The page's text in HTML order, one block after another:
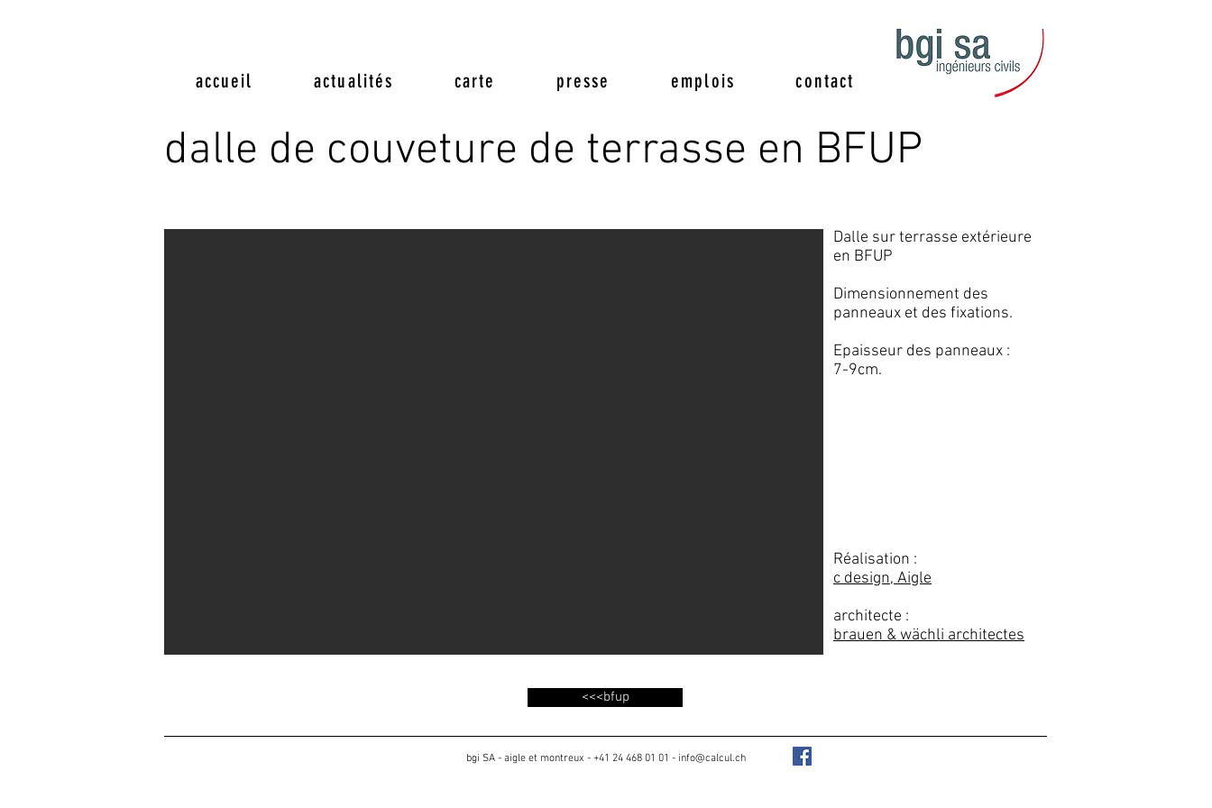
accueil actualités carte presse emplois contact
dalle de couveture de terrasse en BFUP
Dalle sur terrasse extérieure
en BFUP
Dimensionnement des
panneaux et des fixations.
Epaisseur des panneaux :
7-9cm.
Réalisation :
c design, Aigle
architecte :
brauen & wächli architectes
<<<bfup
bgi SA - aigle et montreux - +41 24 468 01 01 - info@calcul.ch